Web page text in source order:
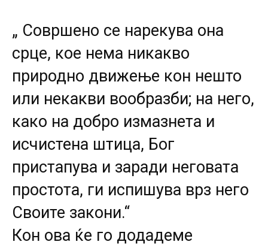
„ Совршено се нарекува она
срце, кое нема никакво
природно движење кон нешто
или некакви вообразби; на него,
како на добро измазнета и
исчистена штица, Бог
пристапува и заради неговата
простота, ги испишува врз него
Своите закони.“
Кон ова ќе го додадеме